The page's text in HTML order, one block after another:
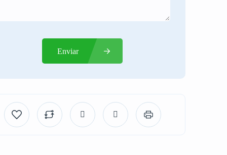
Enviar